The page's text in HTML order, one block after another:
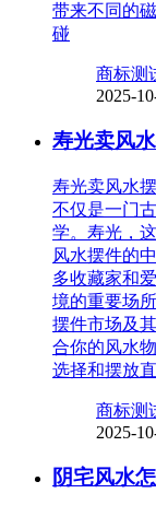
带来不同的
碰
商标测
2025-
寿光卖风
寿光卖风水
不仅是一门
学。寿光，
风水摆件的
多收藏家和
境的重要场
摆件市场及
合你的风水
选择和摆放
商标测
2025-
阴宅风水